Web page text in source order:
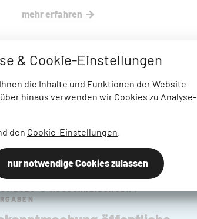
mehr erfahren
AUSSCHREIBUNGEN /
& Cookie-Einstellungen
die Inhalte und Funktionen der Website
hinaus verwenden wir Cookies zu Analyse-
den Cookie-Einstellungen
nur notwendige Cookies zulassen